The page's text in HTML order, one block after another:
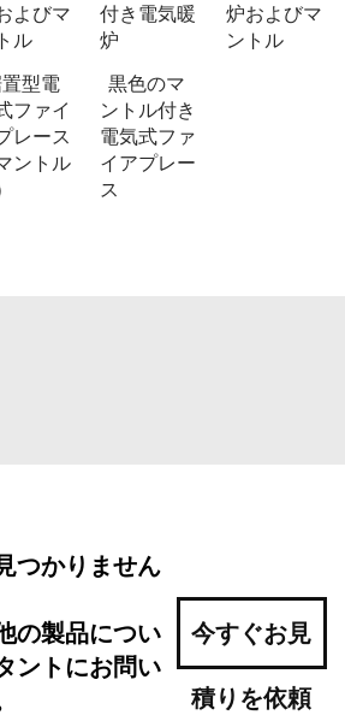
よびマ
ル
付き電気暖
炉
炉およびマ
ントル
型電
ファイ
レース
ントル
黒色のマ
ントル付き
電気式ファ
イアプレー
ス
つかりません
の製品につい
ントにお問い
今すぐお見
積りを依頼